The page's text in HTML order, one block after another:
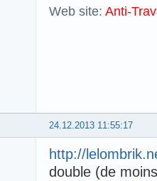
Web site: Anti-
24.12.2013 11:55:17
http://
double (de